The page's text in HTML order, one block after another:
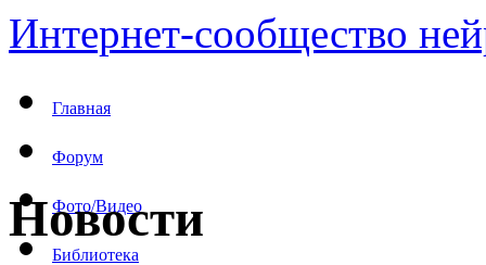
Интернет-сообщество
Главная
Форум
Фото/Видео
Библиотека
Новости